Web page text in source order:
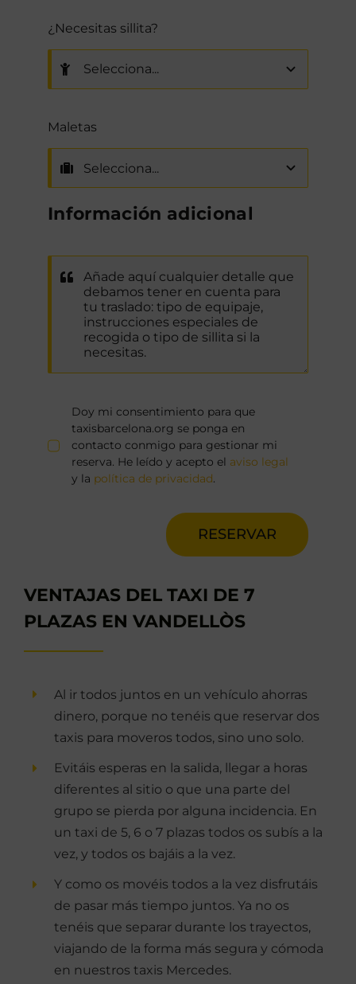
¿Necesitas sillita?
Maletas
Información adicional
Doy mi consentimiento para que
taxisbarcelona.org se ponga en
contacto conmigo para gestionar mi
reserva. He leído y acepto el aviso legal
y la política de privacidad.
RESERVAR
VENTAJAS DEL TAXI DE 7
PLAZAS EN VANDELLÒS
Al ir todos juntos en un vehículo ahorras
dinero, porque no tenéis que reservar dos
taxis para moveros todos, sino uno solo.
Evitáis esperas en la salida, llegar a horas
diferentes al sitio o que una parte del
grupo se pierda por alguna incidencia. En
un taxi de 5, 6 o 7 plazas todos os subís a la
vez, y todos os bajáis a la vez.
Y como os movéis todos a la vez disfrutáis
de pasar más tiempo juntos. Ya no os
tenéis que separar durante los trayectos,
viajando de la forma más segura y cómoda
en nuestros taxis Mercedes.